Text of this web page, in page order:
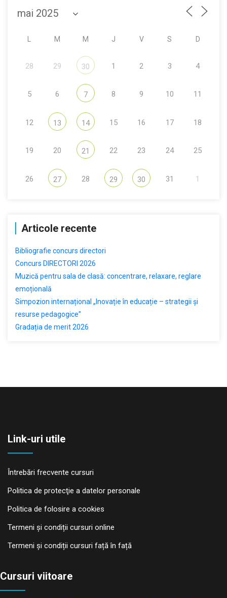
M M J V S D
28 29 30 1 2 3 4
5 6 7 8 9 10 11
12 13 14 15 16 17 18
19 20 21 22 23 24 25
26 27 28 29 30 31 1
Articole recente
Bibliografie concurs directori
Concurs DIRECTORI 2026
Muzică pentru sala de clasă: concentrare, relaxare, reglare
emoțională
Simpozion internațional „Inovație în educație – strategii și
resurse pedagogice”
Gradația de merit 2026
Link-uri utile
Întrebări frecvente cursuri
Politica de protecţie a datelor personale
Politica de folosire a cookies
Termeni și condiții cursuri online
Termeni și condiții cursuri față în față
Cursuri viitoare